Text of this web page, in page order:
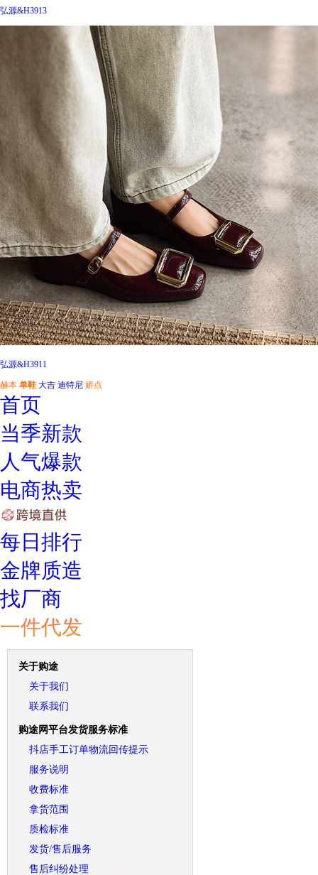
弘源&H3913
弘源&H3911
赫本 单鞋 大吉 迪特尼 娇点
首页
当季新款
人气爆款
电商热卖
每日排行
金牌质造
找厂商
一件代发
关于购途
关于我们
联系我们
购途网平台发货服务标准
抖店手工订单物流回传提示
服务说明
收费标准
拿货范围
质检标准
发货/售后服务
售后纠纷处理